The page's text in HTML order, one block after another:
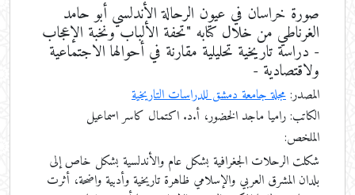
صورة خراسان في عيون الرحالة الأندلسي أبو حامد
الغرناطي من خلال كتابه "تحفة الألباب ونخبة الإعجاب
- دراسة تاريخية تحليلية مقارنة في أحوالها الاجتماعية
ولاقتصادية -
المصدر:مجلة جامعة دمشق للدراسات التاريخية
الكاتب: راميا ماجد الخضور، أ.د. اكتمال كاسر اسماعيل
الملخص:
شكلت الرحلات الجغرافية بشكل عام والأندلسية بشكل خاص إلى
بلدان المشرق العربي والإسلامي ظاهرة تاريخية وأدبية واضحة، أثرت